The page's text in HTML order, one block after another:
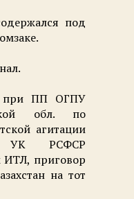
под
при ПП ОГПУ
обл. по
агитации
УК РСФСР
ИТЛ, приговор
на тот